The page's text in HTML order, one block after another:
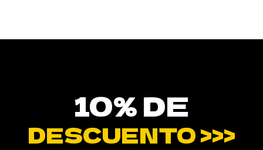
10% DE
DESCUENTO >>>